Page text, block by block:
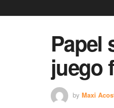
Papel
juego
by Maxi